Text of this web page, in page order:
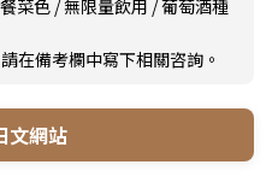
菜色 /無限量飲用 /葡萄酒種
在備考欄中寫下相關咨詢。
文網站